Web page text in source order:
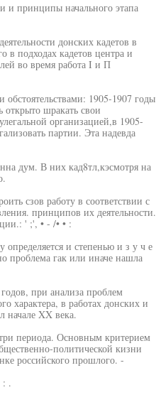
и принципы начального этапа
донских кадетов в
в подходах кадетов центра и
во время работа I и П
обстоятельствами: 1905-1907 годы
шракать свои
организацией,в 1905-
партии. Эта надевда
дум. В них кад8тл,кэсмотря на
сзов работу в соответствии с
принципов их деятельности.
' ;', • - /• • :
и степенью и з у ч е
проблема гак или иначе нашла
при анализа проблем
характера, в работах донских и
начале XX века.
периода. Основным критерием
политической кизни
российского прошлого. -
: .